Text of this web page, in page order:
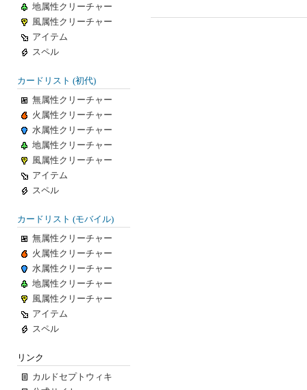
地属性クリーチャー
風属性クリーチャー
アイテム
スペル
カードリスト (初代)
無属性クリーチャー
火属性クリーチャー
水属性クリーチャー
地属性クリーチャー
風属性クリーチャー
アイテム
スペル
カードリスト (モバイル)
無属性クリーチャー
火属性クリーチャー
水属性クリーチャー
地属性クリーチャー
風属性クリーチャー
アイテム
スペル
リンク
カルドセプトウィキ